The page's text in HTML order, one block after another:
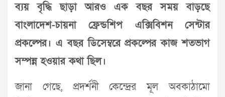
ব্যয় বৃদ্ধি ছাড়া আরও এক বছর সময় বাড়ছে
বাংলাদেশ-চায়না ফ্রেন্ডশিপ এক্সিবিশন সেন্টার
প্রকল্পের। এ বছর ডিসেম্বরে প্রকল্পের কাজ শতভাগ
সম্পন্ন হওয়ার কথা ছিল।
জানা গেছে, প্রদর্শনী কেন্দ্রের মূল অবকাঠামো